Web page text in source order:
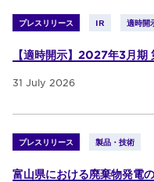
プレスリリース IR 適時開
【適時開示】2027年3月期
31 July 2026
プレスリリース 製品・技術
富山県における廃棄物発電